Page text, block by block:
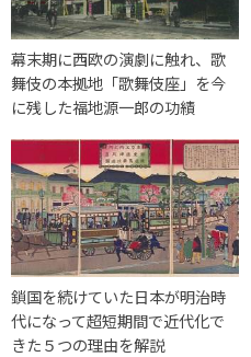
幕末期に西欧の演劇に触れ、歌
舞伎の本拠地「歌舞伎座」を今
に残した福地源一郎の功績
鎖国を続けていた日本が明治時
代になって超短期間で近代化で
きた５つの理由を解説